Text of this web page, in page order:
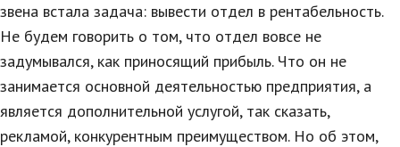
Обзоры
Рецепты
Красота и здоровье
Hi-Tech. Интернет
звена встала задача: вывести отдел в рентабельность.
Не будем говорить о том, что отдел вовсе не
задумывался, как приносящий прибыль. Что он не
занимается основной деятельностью предприятия, а
является дополнительной услугой, так сказать,
рекламой, конкурентным преимуществом. Но об этом,